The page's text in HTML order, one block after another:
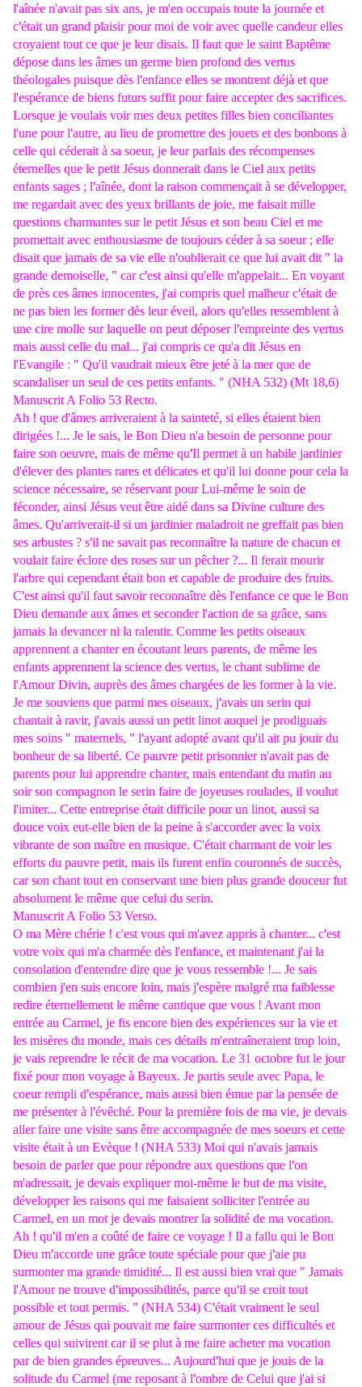
l'aînée n'avait pas six ans, je m'en occupais toute la journée et
c'était un grand plaisir pour moi de voir avec quelle candeur elles
croyaient tout ce que je leur disais. Il faut que le saint Baptême
dépose dans les âmes un germe bien profond des vertus
théologales puisque dès l'enfance elles se montrent déjà et que
l'espérance de biens futurs suffit pour faire accepter des sacrifices.
Lorsque je voulais voir mes deux petites filles bien conciliantes
l'une pour l'autre, au lieu de promettre des jouets et des bonbons à
celle qui céderait à sa soeur, je leur parlais des récompenses
éternelles que le petit Jésus donnerait dans le Ciel aux petits
enfants sages ; l'aînée, dont la raison commençait à se développer,
me regardait avec des yeux brillants de joie, me faisait mille
questions charmantes sur le petit Jésus et son beau Ciel et me
promettait avec enthousiasme de toujours céder à sa soeur ; elle
disait que jamais de sa vie elle n'oublierait ce que lui avait dit " la
grande demoiselle, " car c'est ainsi qu'elle m'appelait... En voyant
de près ces âmes innocentes, j'ai compris quel malheur c'était de
ne pas bien les former dès leur éveil, alors qu'elles ressemblent à
une cire molle sur laquelle on peut déposer l'empreinte des vertus
mais aussi celle du mal... j'ai compris ce qu'a dit Jésus en
l'Evangile : " Qu'il vaudrait mieux être jeté à la mer que de
scandaliser un seul de ces petits enfants. " (NHA 532) (Mt 18,6)
Manuscrit A Folio 53 Recto.
Ah ! que d'âmes arriveraient à la sainteté, si elles étaient bien
dirigées !... Je le sais, le Bon Dieu n'a besoin de personne pour
faire son oeuvre, mais de même qu'Il permet à un habile jardinier
d'élever des plantes rares et délicates et qu'il lui donne pour cela la
science nécessaire, se réservant pour Lui-même le soin de
féconder, ainsi Jésus veut être aidé dans sa Divine culture des
âmes. Qu'arriverait-il si un jardinier maladroit ne greffait pas bien
ses arbustes ? s'il ne savait pas reconnaître la nature de chacun et
voulait faire éclore des roses sur un pêcher ?... Il ferait mourir
l'arbre qui cependant était bon et capable de produire des fruits.
C'est ainsi qu'il faut savoir reconnaître dès l'enfance ce que le Bon
Dieu demande aux âmes et seconder l'action de sa grâce, sans
jamais la devancer ni la ralentir. Comme les petits oiseaux
apprennent a chanter en écoutant leurs parents, de même les
enfants apprennent la science des vertus, le chant sublime de
l'Amour Divin, auprès des âmes chargées de les former à la vie.
Je me souviens que parmi mes oiseaux, j'avais un serin qui
chantait à ravir, j'avais aussi un petit linot auquel je prodiguais
mes soins " maternels, " l'ayant adopté avant qu'il ait pu jouir du
bonheur de sa liberté. Ce pauvre petit prisonnier n'avait pas de
parents pour lui apprendre chanter, mais entendant du matin au
soir son compagnon le serin faire de joyeuses roulades, il voulut
l'imiter... Cette entreprise était difficile pour un linot, aussi sa
douce voix eut-elle bien de la peine à s'accorder avec la voix
vibrante de son maître en musique. C'était charmant de voir les
efforts du pauvre petit, mais ils furent enfin couronnés de succès,
car son chant tout en conservant une bien plus grande douceur fut
absolument le même que celui du serin.
Manuscrit A Folio 53 Verso.
O ma Mère chérie ! c'est vous qui m'avez appris à chanter... c'est
votre voix qui m'a charmée dès l'enfance, et maintenant j'ai la
consolation d'entendre dire que je vous ressemble !... Je sais
combien j'en suis encore loin, mais j'espère malgré ma faiblesse
redire éternellement le même cantique que vous ! Avant mon
entrée au Carmel, je fis encore bien des expériences sur la vie et
les misères du monde, mais ces détails m'entraîneraient trop loin,
je vais reprendre le récit de ma vocation. Le 31 octobre fut le jour
fixé pour mon voyage à Bayeux. Je partis seule avec Papa, le
coeur rempli d'espérance, mais aussi bien émue par la pensée de
me présenter à l'évêché. Pour la première fois de ma vie, je devais
aller faire une visite sans être accompagnée de mes soeurs et cette
visite était à un Evèque ! (NHA 533) Moi qui n'avais jamais
besoin de parler que pour répondre aux questions que l'on
m'adressait, je devais expliquer moi-même le but de ma visite,
développer les raisons qui me faisaient solliciter l'entrée au
Carmel, en un mot je devais montrer la solidité de ma vocation.
Ah ! qu'il m'en a coûté de faire ce voyage ! Il a fallu qui le Bon
Dieu m'accorde une grâce toute spéciale pour que j'aie pu
surmonter ma grande timidité... Il est aussi bien vrai que " Jamais
l'Amour ne trouve d'impossibilités, parce qu'il se croit tout
possible et tout permis. " (NHA 534) C'était vraiment le seul
amour de Jésus qui pouvait me faire surmonter ces difficultés et
celles qui suivirent car il se plut à me faire acheter ma vocation
par de bien grandes épreuves... Aujourd'hui que je jouis de la
solitude du Carmel (me reposant à l'ombre de Celui que j'ai si